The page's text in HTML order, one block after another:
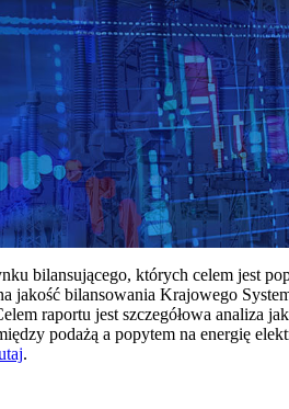
bilansującego, których celem jest
jakość bilansowania Krajowego
raportu jest szczegółowa analiza
podażą a popytem na energię
.